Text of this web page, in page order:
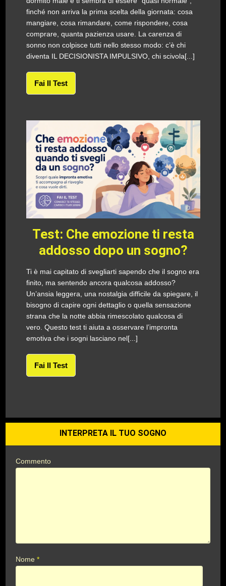
finché non arriva la prima scelta della giornata: cosa
mangiare, cosa rimandare, come rispondere, cosa
comprare, quanta pazienza usare. La carenza di
sonno non colpisce tutti nello stesso modo: c’è chi
diventa IL DECISIONISTA IMPULSIVO, chi scivola[...]
Fai Il Test
Test: Che emozione ti resta
addosso dopo un sogno?
Ti è mai capitato di svegliarti sapendo che il sogno era
finito, ma sentendo ancora qualcosa addosso?
Un’ansia leggera, una nostalgia difficile da spiegare, il
bisogno di capire ogni dettaglio o quella sensazione
strana che la notte abbia rimescolato qualcosa di
vero. Questo test ti aiuta a osservare l’impronta
emotiva che i sogni lasciano nel[...]
Fai Il Test
INTERPRETA IL TUO SOGNO
Commento
Nome*